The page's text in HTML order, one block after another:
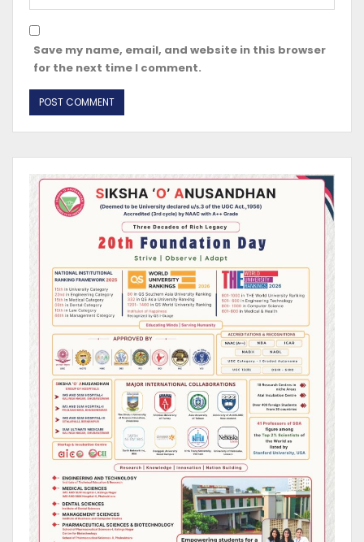
Save my name, email, and website in this browser
for the next time I comment.